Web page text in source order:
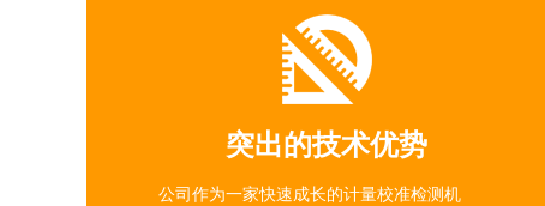
突出的技术优势
公司作为一家快速成长的计量校准检测机